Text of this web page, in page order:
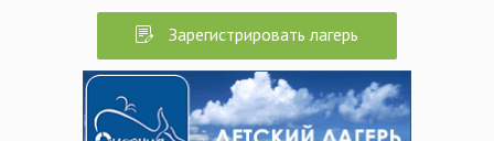
Зарегистрировать лагерь